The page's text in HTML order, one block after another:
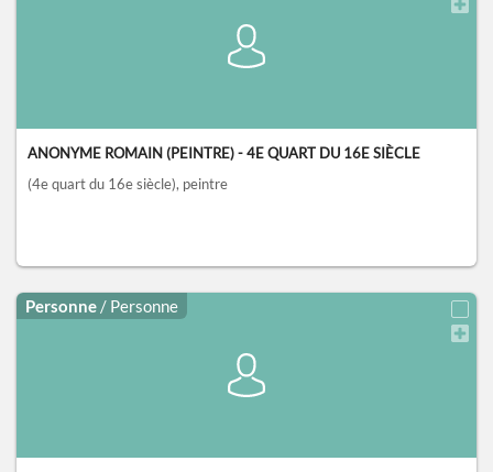
ANONYME ROMAIN (PEINTRE) - 4E QUART DU 16E SIÈCLE
(4e quart du 16e siècle), peintre
Personne / Personne